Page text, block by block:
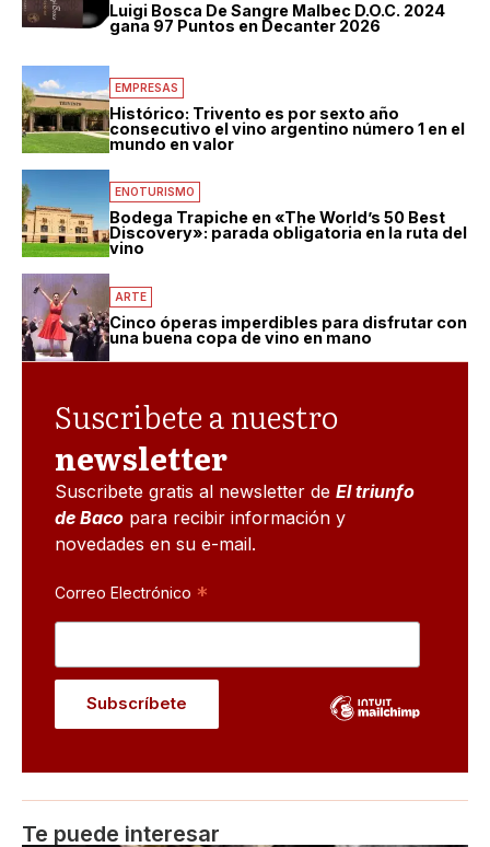
Luigi Bosca De Sangre Malbec D.O.C. 2024
gana 97 Puntos en Decanter 2026
EMPRESAS
Histórico: Trivento es por sexto año
consecutivo el vino argentino número 1 en el
mundo en valor
ENOTURISMO
Bodega Trapiche en «The World’s 50 Best
Discovery»: parada obligatoria en la ruta del
vino
ARTE
Cinco óperas imperdibles para disfrutar con
una buena copa de vino en mano
Suscribete a nuestro
newsletter
Suscribete gratis al newsletter de El triunfo
de Baco para recibir información y
novedades en su e-mail.
Correo Electrónico *
Te puede interesar